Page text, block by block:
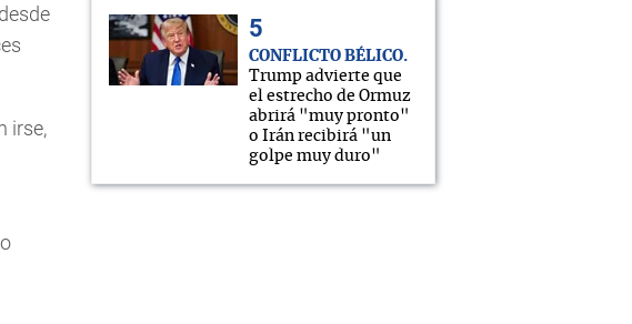
irse,
CONFLICTO BÉLICO
Trump advierte que
el estrecho de Ormuz
abrirá "muy pronto"
o Irán recibirá "un
golpe muy duro"